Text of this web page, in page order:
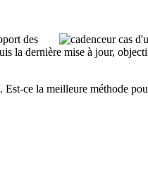
des
la dernière mise à jour,
. Est-ce la meilleure méthode